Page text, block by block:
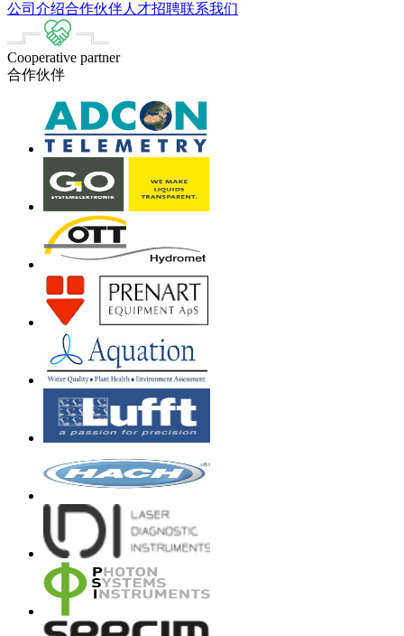
公司介绍合作伙伴人才招聘联系我们
Cooperative partner
合作伙伴